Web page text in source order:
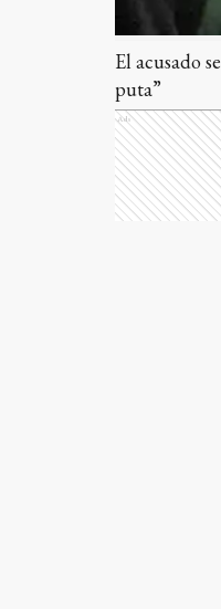
El acusado
puta”
Ads